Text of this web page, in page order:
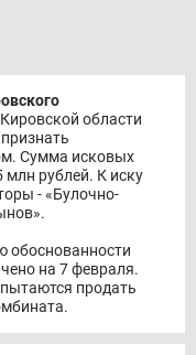
области
Сумма исковых
рублей. К иску
- «Булочно-
обоснованности
на 7 февраля.
продать